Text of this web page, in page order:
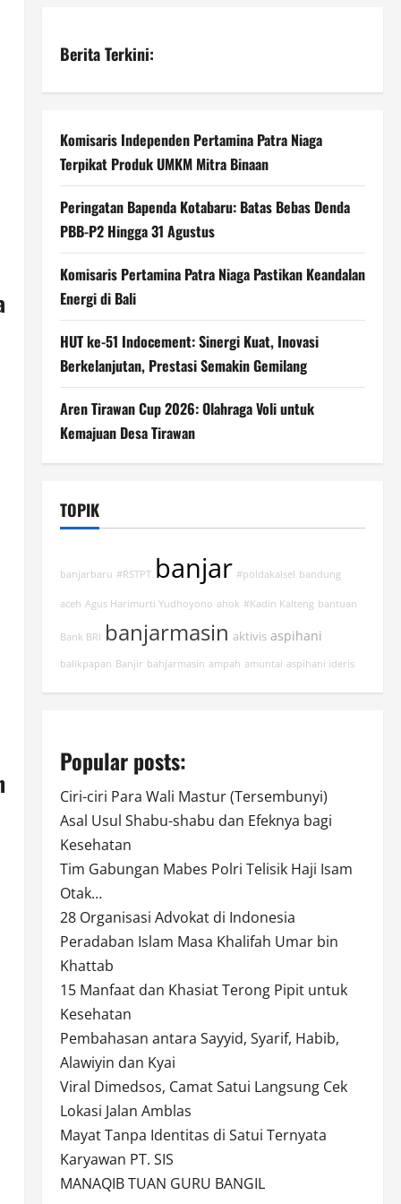
Berita Terkini:
Komisaris Independen Pertamina Patra Niaga
Terpikat Produk UMKM Mitra Binaan
Peringatan Bapenda Kotabaru: Batas Bebas Denda
PBB-P2 Hingga 31 Agustus
Komisaris Pertamina Patra Niaga Pastikan Keandalan
Energi di Bali
HUT ke-51 Indocement: Sinergi Kuat, Inovasi
Berkelanjutan, Prestasi Semakin Gemilang
Aren Tirawan Cup 2026: Olahraga Voli untuk
Kemajuan Desa Tirawan
TOPIK
banjarbaru #RSTPT banjar #poldakalsel bandung
aceh Agus Harimurti Yudhoyono ahok #Kadin Kalteng bantuan
Bank BRI banjarmasin aktivis aspihani
balikpapan Banjir bahjarmasin ampah amuntai aspihani ideris
Popular posts:
Ciri-ciri Para Wali Mastur (Tersembunyi)
Asal Usul Shabu-shabu dan Efeknya bagi
Kesehatan
Tim Gabungan Mabes Polri Telisik Haji Isam
Otak…
28 Organisasi Advokat di Indonesia
Peradaban Islam Masa Khalifah Umar bin
Khattab
15 Manfaat dan Khasiat Terong Pipit untuk
Kesehatan
Pembahasan antara Sayyid, Syarif, Habib,
Alawiyin dan Kyai
Viral Dimedsos, Camat Satui Langsung Cek
Lokasi Jalan Amblas
Mayat Tanpa Identitas di Satui Ternyata
Karyawan PT. SIS
MANAQIB TUAN GURU BANGIL